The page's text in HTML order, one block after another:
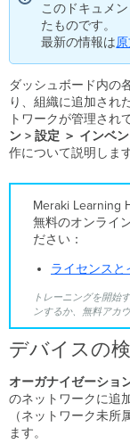
イ
ス
の
検
索
ラ
イ
セ
ン
形
態
が
Co-
(Co-
term)
の
場
合
デ
バ
イ
ス
このドキュメ
たものです。
最新の情報は
ダッシュボード内の
り、組織に追加され
トワークが管理され
ン > 設定 ＞ インベン
作について説明します
Meraki Learning
無料のオンライ
ださい：
ライセンスと
トレーニングを開始
ンするか、無料アカ
デバイスの
オーガナイゼーショ
のネットワークに追
（ネットワーク未
ます。